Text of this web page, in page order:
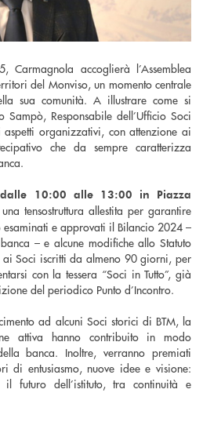
Carmagnola accoglierà l’Assemblea
del Monviso, un momento centrale
sua comunità. A illustrare come si
Responsabile dell’Ufficio Soci
aspetti organizzativi, con attenzione ai
che da sempre caratterizza
dalle 10:00 alle 13:00 in Piazza
tensostruttura allestita per garantire
e approvati il Bilancio 2024 –
– e alcune modifiche allo Statuto
ai Soci iscritti da almeno 90 giorni, per
con la tessera “Soci in Tutto”, già
del periodico Punto d’Incontro.
ad alcuni Soci storici di BTM, la
attiva hanno contribuito in modo
banca. Inoltre, verranno premiati
di entusiasmo, nuove idee e visione:
futuro dell’istituto, tra continuità e